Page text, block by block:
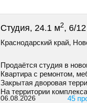
Студия, 24.1 м2, 6/
Краснодарский край,
Продаётся студия в
Квартира с ремонтом,
Закрытая дворовая
На территории
06.08.2026 45